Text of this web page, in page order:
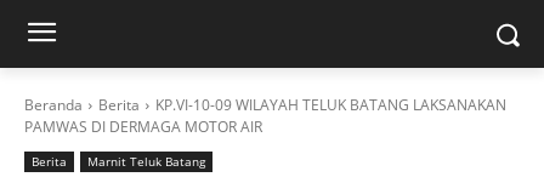
Beranda Berita
KP.VI-10-09 WILAYAH TELUK BATANG LAKSANAKAN
PAMWAS DI DERMAGA MOTOR AIR
Berita Marnit Teluk Batang